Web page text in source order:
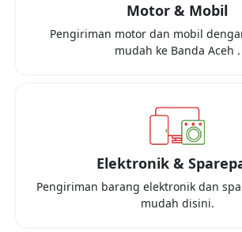
Motor & Mobil
Pengiriman motor dan mobil
mudah ke Banda Aceh .
Elektronik &
Pengiriman barang elektronik dan
mudah disini.